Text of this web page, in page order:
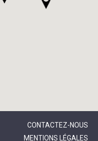
CONTACTEZ-NOUS
MENTIONS LÉGALES